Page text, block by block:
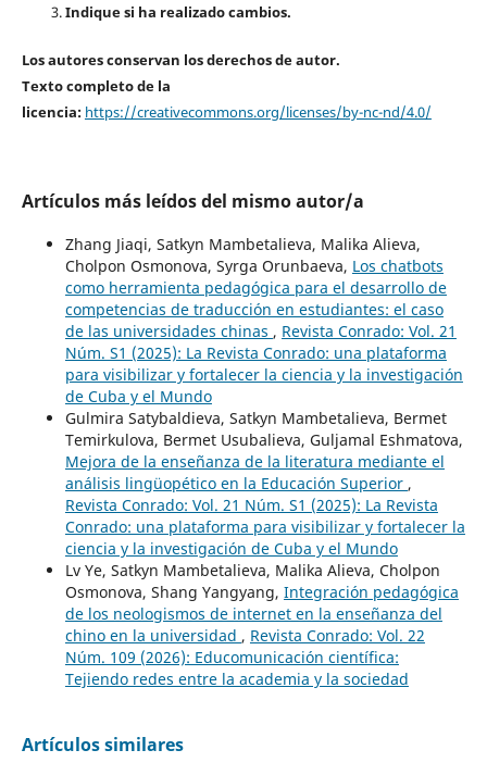
Indique si ha realizado cambios.
Los autores conservan los derechos de autor.
Texto completo de la
licencia: https://creativecommons.org/licenses/by-nc-nd/4.0/
Artículos más leídos del mismo autor/a
Zhang Jiaqi, Satkyn Mambetalieva, Malika Alieva,
Cholpon Osmonova, Syrga Orunbaeva, Los chatbots
como herramienta pedagógica para el desarrollo de
competencias de traducción en estudiantes: el caso
de las universidades chinas , Revista Conrado: Vol. 21
Núm. S1 (2025): La Revista Conrado: una plataforma
para visibilizar y fortalecer la ciencia y la investigación
de Cuba y el Mundo
Gulmira Satybaldieva, Satkyn Mambetalieva, Bermet
Temirkulova, Bermet Usubalieva, Guljamal Eshmatova,
Mejora de la enseñanza de la literatura mediante el
análisis lingüopético en la Educación Superior ,
Revista Conrado: Vol. 21 Núm. S1 (2025): La Revista
Conrado: una plataforma para visibilizar y fortalecer la
ciencia y la investigación de Cuba y el Mundo
Lv Ye, Satkyn Mambetalieva, Malika Alieva, Cholpon
Osmonova, Shang Yangyang, Integración pedagógica
de los neologismos de internet en la enseñanza del
chino en la universidad , Revista Conrado: Vol. 22
Núm. 109 (2026): Educomunicación científica:
Tejiendo redes entre la academia y la sociedad
Artículos similares